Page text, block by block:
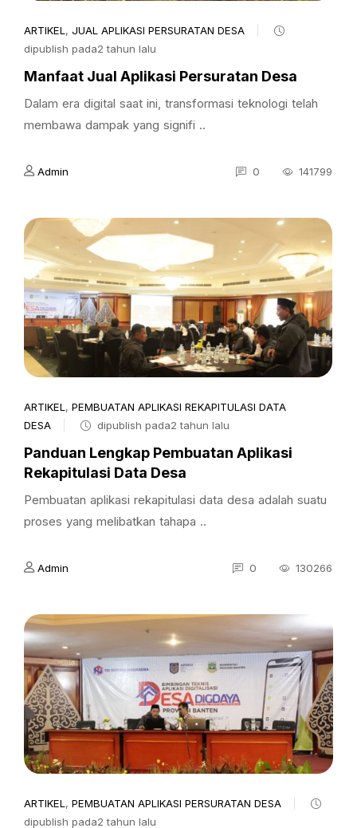
ARTIKEL , JUAL APLIKASI PERSURATAN DESA
dipublish pada2 tahun lalu
Manfaat Jual Aplikasi Persuratan Desa
Dalam era digital saat ini, transformasi teknologi telah
membawa dampak yang signifi ..
Admin 0 141799
ARTIKEL , PEMBUATAN APLIKASI REKAPITULASI DATA
DESA
dipublish pada2 tahun lalu
Panduan Lengkap Pembuatan Aplikasi
Rekapitulasi Data Desa
Pembuatan aplikasi rekapitulasi data desa adalah suatu
proses yang melibatkan tahapa ..
Admin 0 130266
ARTIKEL , PEMBUATAN APLIKASI PERSURATAN DESA
dipublish pada2 tahun lalu